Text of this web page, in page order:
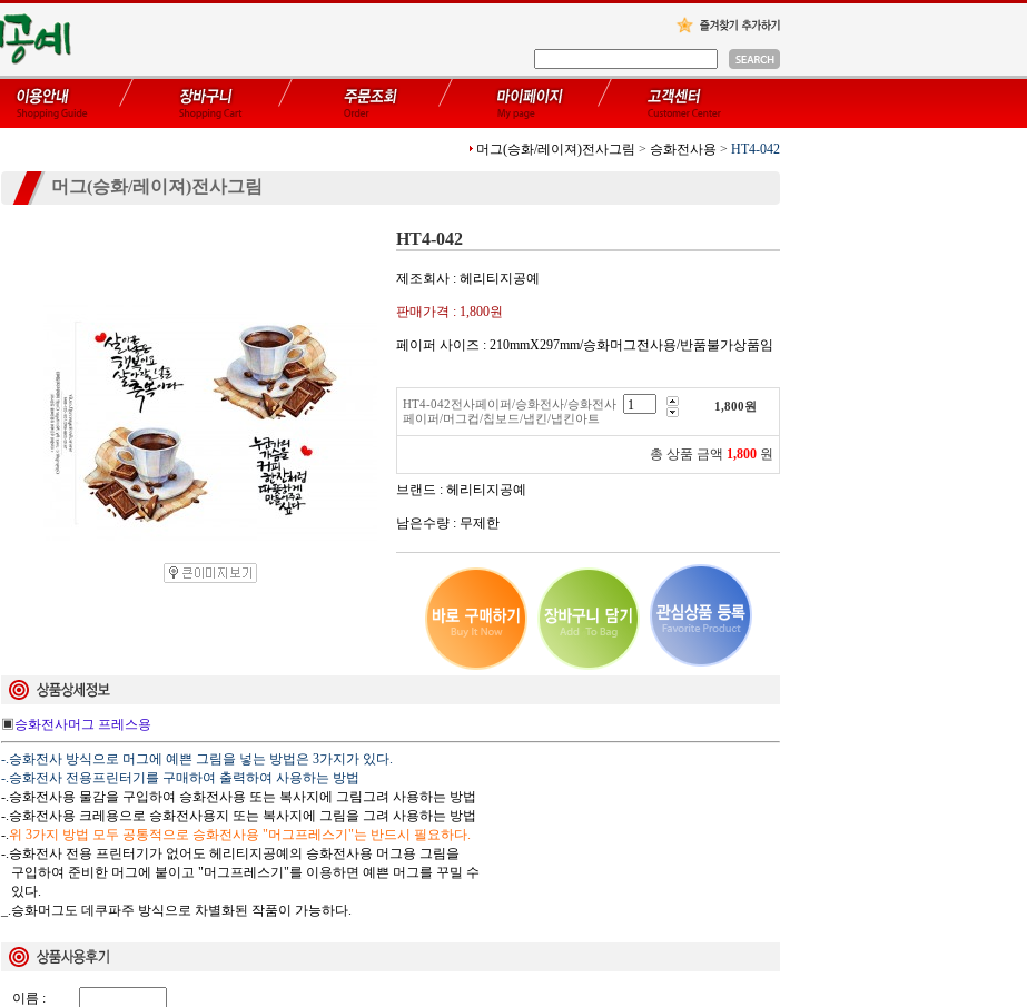
머그(승화/레이져)전사그림 > 승화전사용 > HT4-042
머그(승화/레이져)전사그림
HT4-042
제조회사 : 헤리티지공예
판매가격 : 1,800원
페이퍼 사이즈 : 210mmX297mm/승화머그전사용/반품불가상품임
HT4-042전사페이퍼/승화전사/승화전사
페이퍼/머그컵/칩보드/냅킨/냅킨아트
1,800원
총 상품 금액 1,800 원
브랜드 : 헤리티지공예
남은수량 : 무제한
▣ 승화전사머그 프레스용
-.승화전사 방식으로 머그에 예쁜 그림을 넣는 방법은 3가지가 있다.
-.승화전사 전용프린터기를 구매하여 출력하여 사용하는 방법
-.승화전사용 물감을 구입하여 승화전사용 또는 복사지에 그림그려 사용하는 방법
-.승화전사용 크레용으로 승화전사용지 또는 복사지에 그림을 그려 사용하는 방법
-.위 3가지 방법 모두 공통적으로 승화전사용 "머그프레스기"는 반드시 필요하다.
-.승화전사 전용 프린터기가 없어도 헤리티지공예의 승화전사용 머그용 그림을
구입하여 준비한 머그에 붙이고 "머그프레스기"를 이용하면 예쁜 머그를 꾸밀 수
있다.
_.승화머그도 데쿠파주 방식으로 차별화된 작품이 가능하다.
이름 :